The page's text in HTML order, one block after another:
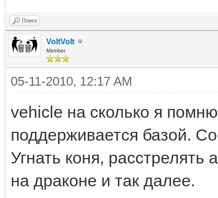
Поиск
VoltVolt
Member
05-11-2010, 12:17 AM
vehicle на сколько я
поддерживается базой.
Угнать коня,
на драконе и так далее.